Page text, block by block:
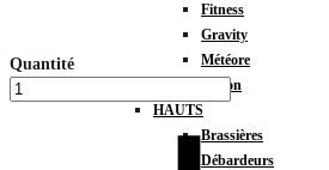
Fitness
Gravity
Météore
Action
HAUTS
Brassières
Débardeurs
Quantité